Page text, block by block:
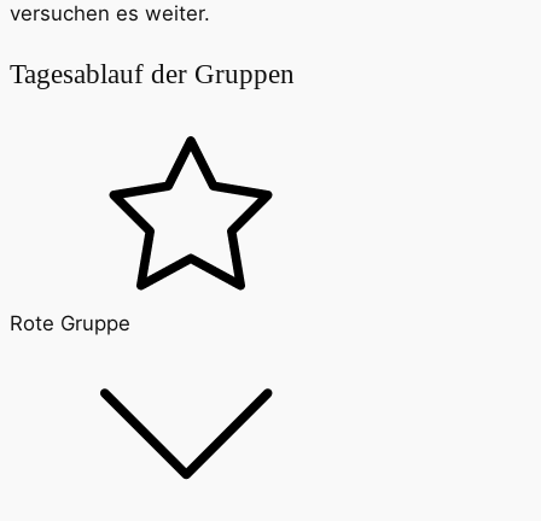
versuchen es weiter.
Tagesablauf der Gruppen
Rote Gruppe